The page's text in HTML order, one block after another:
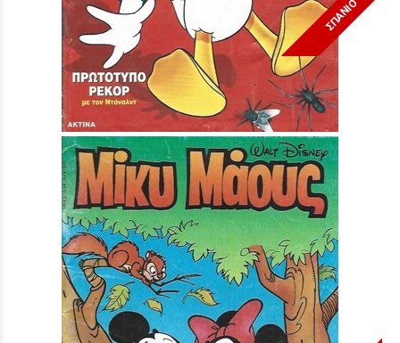
ΣΠΑΝΙΟ
Μίκυ Μάους #1663***
Τιμή: 3,90 €